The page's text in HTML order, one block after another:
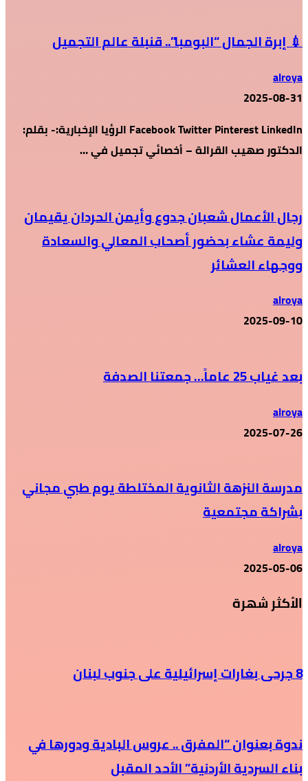
💉 إبرة الجمال “البومبا”.. قنبلة عالم التجميل
alroya
2025-08-31
Facebook Twitter Pinterest LinkedIn الرؤيا الإخبارية:- بقلم:
الدكتور صهيب القرالة – أخصائي تجميل في …
رجال الأعمال شعبان جدوع وأيمن الحردان يقيمان
وليمة عشاء بحضور أصحاب المعالي والسعادة
ووجهاء العشائر
alroya
2025-09-10
بعد غياب 25 عاماً… جمعتنا الصدفة
alroya
2025-07-26
مدرسة النزهة الثانوية المختلطة يوم طبي مجاني
بشراكة مجتمعية
alroya
2025-05-06
الأكثر شهرة
8 جرحى بغارات إسرائيلية على جنوب لبنان
ندوة بعنوان “المفرق .. عروس البادية ودورها في
بناء السردية الأردنية” الأحد المقبل